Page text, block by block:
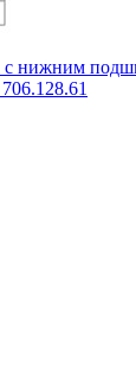
с нижним